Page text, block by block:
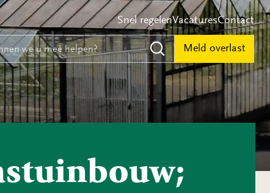
Snel regelenVacaturesContact
we u mee helpen?
Zoeken
Meld overlast